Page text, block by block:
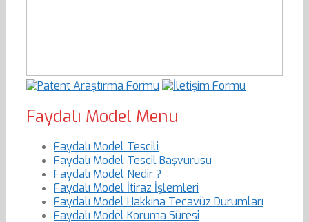
Faydalı Model Menu
Faydalı Model Tescili
Faydalı Model Tescil Başvurusu
Faydalı Model Nedir ?
Faydalı Model İtiraz İşlemleri
Faydalı Model Hakkına Tecavüz Durumları
Faydalı Model Koruma Süresi